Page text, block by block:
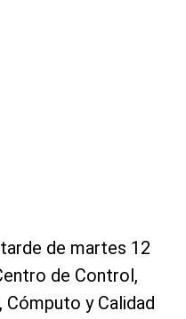
de martes 12
de Control,
Cómputo y Calidad